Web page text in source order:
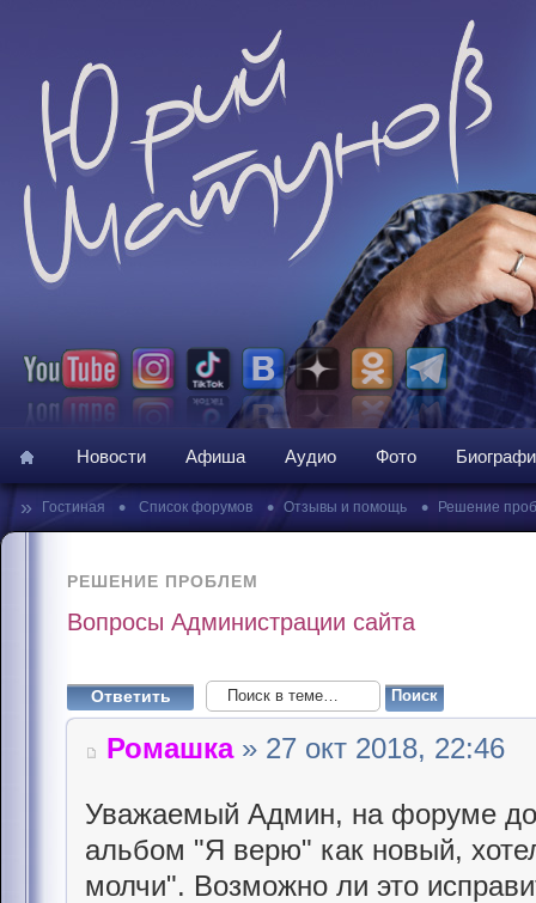
Новости Афиша Аудио Фото
» Гостиная • Список форумов • Отзывы и помощь • Решение
РЕШЕНИЕ ПРОБЛЕМ
Вопросы Администрации сайта
Ответить
Ромашка» 27 окт 2018, 22:46
Уважаемый Админ, на форуме до
альбом "Я верю" как новый,
молчи". Возможно ли это